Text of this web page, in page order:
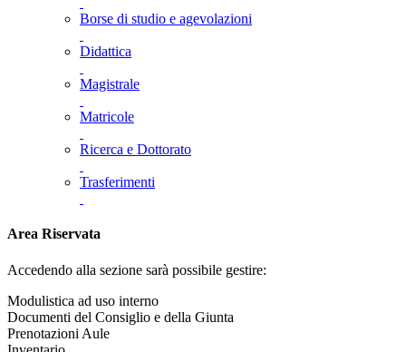
Borse di studio e agevolazioni
Didattica
Magistrale
Matricole
Ricerca e Dottorato
Trasferimenti
Area Riservata
Accedendo alla sezione sarà possibile gestire:
Modulistica ad uso interno
Documenti del Consiglio e della Giunta
Prenotazioni Aule